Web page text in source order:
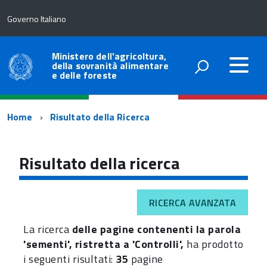
Governo Italiano
Ministero dell'agricoltura,
della sovranità alimentare
e delle foreste
Percorso
navigazione
Home Risultato della Ricerca
Risultato della ricerca
RICERCA AVANZATA
La ricerca delle pagine contenenti la parola
'sementi', ristretta a 'Controlli', ha prodotto
i seguenti risultati: 35 pagine